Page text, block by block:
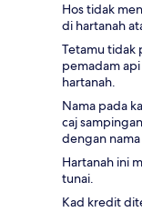
Hos tidak
di hartanah
Tetamu tidak
pemadam
hartanah.
Nama pada
caj
dengan
Hartanah ini
tunai.
Kad kredit